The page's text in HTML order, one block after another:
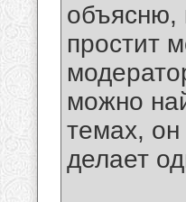
объясню,
простит
можно
темах,
делает